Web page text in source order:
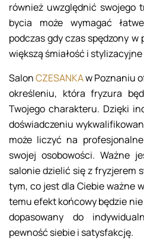
również uwzględnić swojego
bycia może wymagać
podczas gdy czas spędzony
większą śmiałość i
SalonCZESANKAw Poznaniu
określeniu, która fryzura
Twojego charakteru. Dzięki
doświadczeniu
może liczyć na
swojej osobowości. Ważne
salonie dzielić się z fryzjerem
tym, co jest dla Ciebie ważne
temu efekt końcowy będzie
dopasowany do
pewność siebie i satysfakcję.